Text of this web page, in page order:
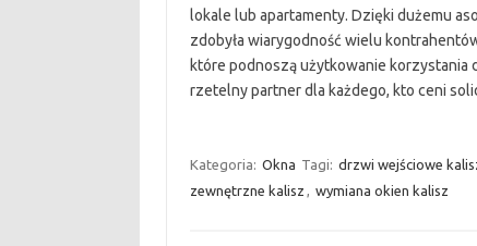
lokale lub apartamenty. Dzięki dużemu
zdobyła wiarygodność wielu
które podnoszą użytkowanie korzystania
rzetelny partner dla każdego, kto ceni
Kategoria: Okna Tagi: drzwi wejściowe
zewnętrzne kalisz , wymiana okien kalisz